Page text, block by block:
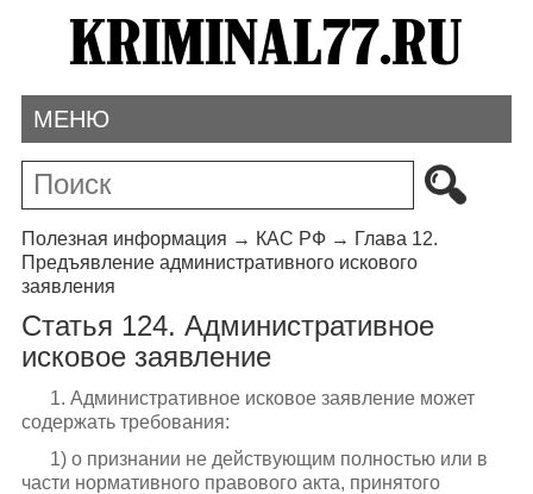
МЕНЮ
Полезная информация → КАС РФ→ Глава 12.
Предъявление административного искового
заявления
Статья 124. Административное
исковое заявление
1. Административное исковое заявление может
содержать требования:
1) о признании не действующим полностью или в
части нормативного правового акта, принятого